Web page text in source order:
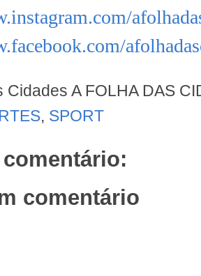
Cidades A FOLHA DAS
, SPORT
comentário